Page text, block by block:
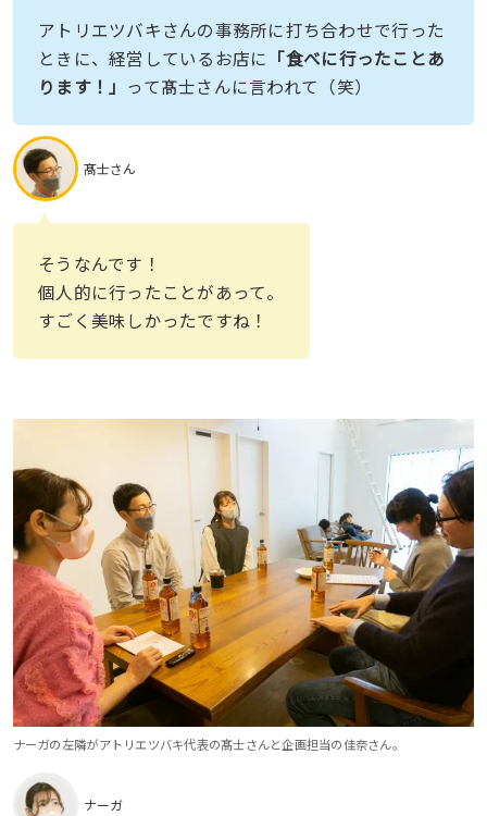
アトリエツバキさんの事務所に打ち合わせで行った
ときに、経営しているお店に 「食べに行ったことあ
ります！」 って髙士さんに言われて（笑）
髙士さん
そうなんです！
個人的に行ったことがあって。
すごく美味しかったですね！
ナーガの左隣がアトリエツバキ代表の髙士さんと企画担当の佳奈さん。
ナーガ